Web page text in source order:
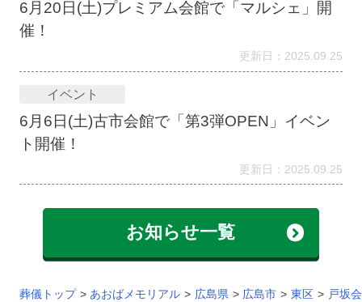
6月20日(土)プレミアム会館で「マルシェ」開
催！
更新日：2025.09.25
イベント
6月6日(土)古市会館で「第3弾OPEN」イベン
ト開催！
更新日：2025.09.25
お知らせ一覧
葬儀トップ あおばメモリアル 広島県 広島市 東区 戸坂